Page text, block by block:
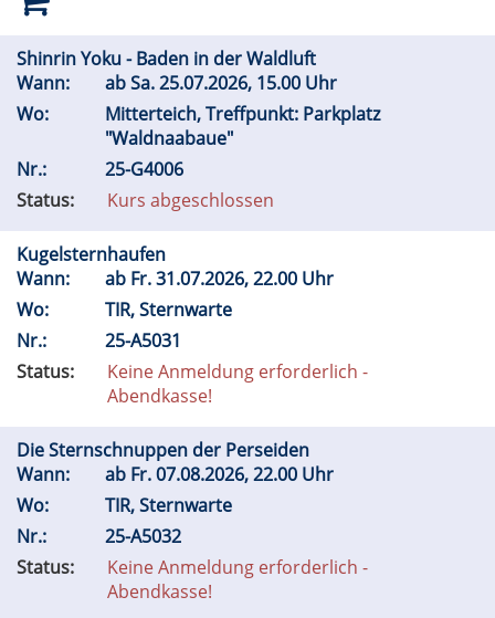
Shinrin Yoku - Baden in der Waldluft
Wann:
abSa.25.07.2026, 15.00 Uhr
Wo:
Mitterteich, Treffpunkt: Parkplatz
"Waldnaabaue"
Nr.:
25-G4006
Status:
Kurs abgeschlossen
Kugelsternhaufen
Wann:
ab Fr.31.07.2026, 22.00 Uhr
Wo:
TIR, Sternwarte
Nr.:
25-A5031
Status:
Keine Anmeldung erforderlich -
Abendkasse!
Die Sternschnuppen der Perseiden
Wann:
ab Fr.07.08.2026, 22.00 Uhr
Wo:
TIR, Sternwarte
Nr.:
25-A5032
Status:
Keine Anmeldung erforderlich -
Abendkasse!